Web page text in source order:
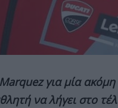
για μία
να λήγει στο